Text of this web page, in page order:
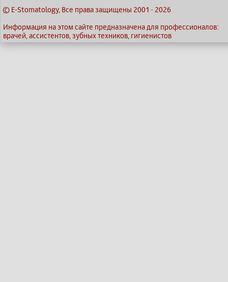
© E-Stomatology, Все права защищены 2001 - 2026
Информация на этом сайте предназначена для профессионалов:
врачей, ассистентов, зубных техников, гигиенистов